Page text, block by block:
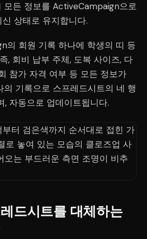
모든 정보를 ActiveCampaign으로
상태로 유지합니다.
의 회원 기록 하나에 학생의 띠 등
, 회비 납부 주체, 도복 사이즈, 다
참가 자격 여부 등 모든 정보가
의 기록으로 스프레드시트의 네 행
, 자동으로 업데이트됩니다.
드시트를 대체하는